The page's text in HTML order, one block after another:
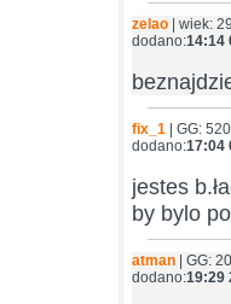
zelao | wiek: 29
dodano:14:14
fix_1 | GG:
dodano:17:04
jestes
by bylo
atman | GG:
dodano:19:29